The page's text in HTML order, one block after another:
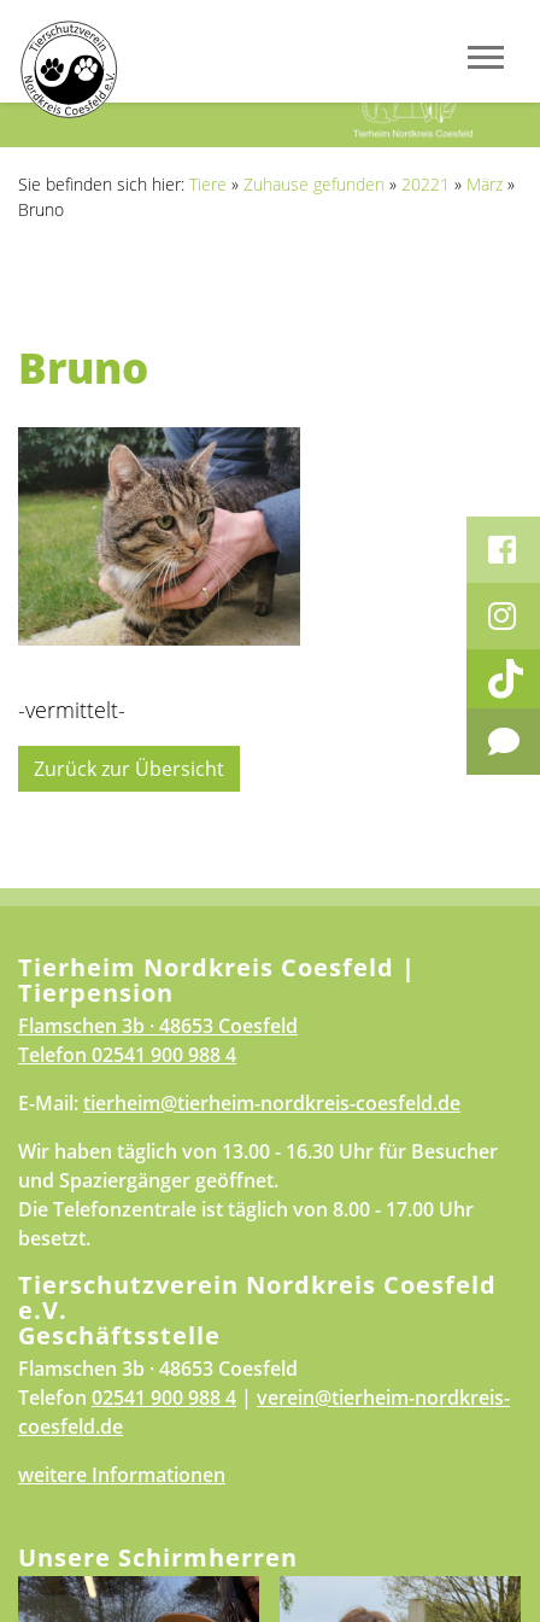
Sie befinden sich hier: Tiere » Zuhause gefunden » 20221 » März »
Bruno
Bruno
-vermittelt-
Zurück zur Übersicht
Tierheim Nordkreis Coesfeld |
Tierpension
Flamschen 3b · 48653 Coesfeld
Telefon 02541 900 988 4
E-Mail:tierheim@tierheim-nordkreis-coesfeld.de
Wir haben täglich von 13.00 - 16.30 Uhr für Besucher
und Spaziergänger geöffnet.
Die Telefonzentrale ist täglich von 8.00 - 17.00 Uhr
besetzt.
Tierschutzverein Nordkreis Coesfeld
e.V.
Geschäftsstelle
Flamschen 3b · 48653 Coesfeld
Telefon 02541 900 988 4 | verein@tierheim-nordkreis-
coesfeld.de
weitere Informationen
Unsere Schirmherren